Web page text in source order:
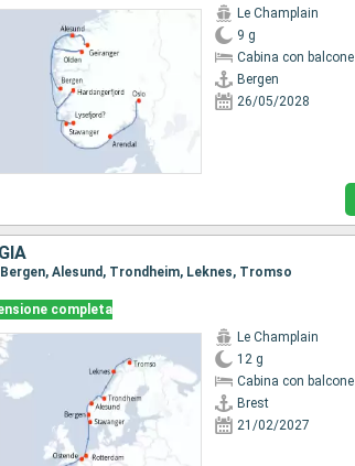
Le Champlain
9 g
Cabina con balcone
Bergen
26/05/2028
Alesund, Trondheim, Leknes, Tromso
completa
Le Champlain
12 g
Cabina con balcone
Brest
21/02/2027